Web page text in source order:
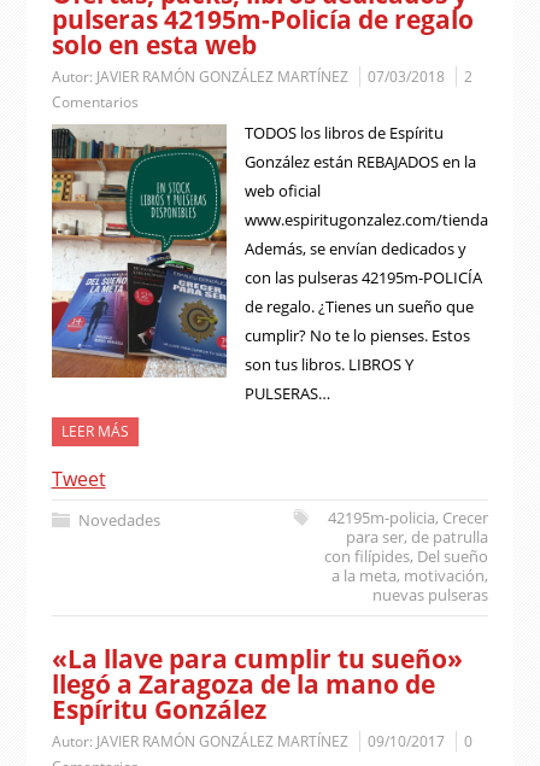
pulseras 42195m-Policía de regalo
solo en esta web
Autor: JAVIER RAMÓN GONZÁLEZ MARTÍNEZ 07/03/2018
2
Comentarios
TODOS los libros de Espíritu
González están REBAJADOS en la
web oficial
www.espiritugonzalez.com/tienda
Además, se envían dedicados y
con las pulseras 42195m-POLICÍA
de regalo. ¿Tienes un sueño que
cumplir? No te lo pienses. Estos
son tus libros. LIBROS Y
PULSERAS…
LEER MÁS
Tweet
Novedades 42195m-policia, Crecer
para ser,de patrulla
con filípides, Del sueño
a la meta, motivación,
nuevas pulseras
«La llave para cumplir tu sueño»
llegó a Zaragoza de la mano de
Espíritu González
Autor: JAVIER RAMÓN GONZÁLEZ MARTÍNEZ 09/10/2017
0